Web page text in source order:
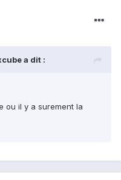
a dit :
ou il y a surement la